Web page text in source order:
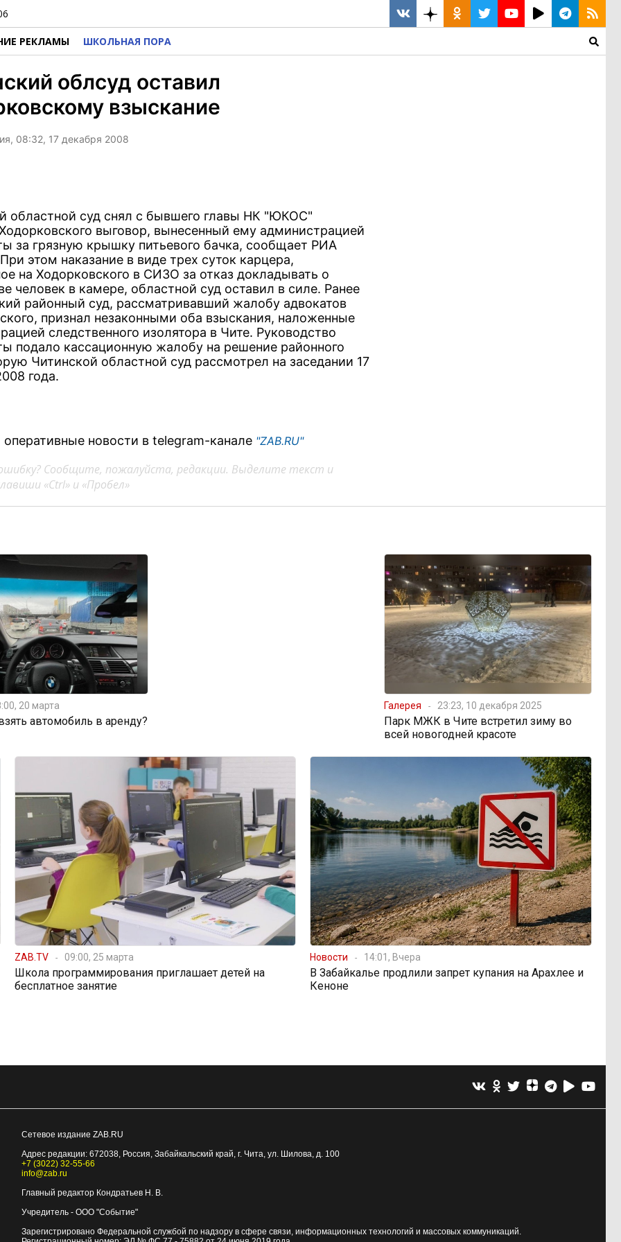
РЕКЛАМЫ ШКОЛЬНАЯ ПОРА
облсуд оставил
взыскание
08:32, 17 декабря 2008
областной суд снял с бывшего главы НК "ЮКОС"
выговор, вынесенный ему администрацией
за грязную крышку питьевого бачка, сообщает РИА
этом наказание в виде трех суток карцера,
на Ходорковского в СИЗО за отказ докладывать о
человек в камере, областной суд оставил в силе. Ранее
районный суд, рассматривавший жалобу адвокатов
признал незаконными оба взыскания, наложенные
следственного изолятора в Чите. Руководство
подало кассационную жалобу на решение районного
Читинской областной суд рассмотрел на заседании 17
года.
новости в telegram-канале "ZAB.RU"
Сообщите, пожалуйста, редакции. Выделите текст и
«Ctrl» и «Пробел»
20 марта
автомобиль в аренду?
Галерея 23:23, 10 декабря 2025
Парк МЖК в Чите встретил зиму во
всей новогодней красоте
ZAB.TV 09:00, 25 марта
Школа программирования приглашает детей на
бесплатное занятие
Новости 14:01, Вчера
В Забайкалье продлили запрет купания на Арахлее и
Кеноне
Сетевое издание ZAB.RU
Адрес редакции: 672038, Россия, Забайкальский край, г. Чита, ул. Шилова, д. 100
+7 (3022) 32-55-66
info@zab.ru
Главный редактор Кондратьев Н. В.
Учредитель - ООО "Событие"
Зарегистрировано Федеральной службой по надзору в сфере связи, информационных технологий и массовых коммуникаций.